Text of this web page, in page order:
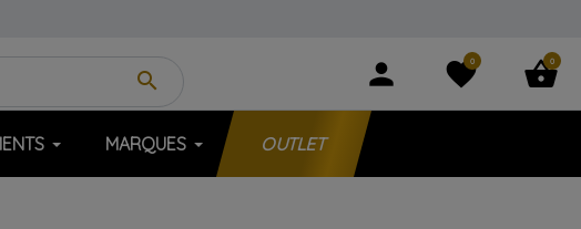
search person favorite
0 shopping_basket
0
MARQUES OUTLET